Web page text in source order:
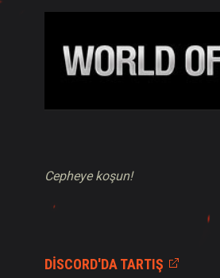
Cepheye koşun!
DISCORD'DA TARTIŞ